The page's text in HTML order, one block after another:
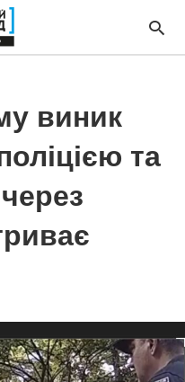
виник
та